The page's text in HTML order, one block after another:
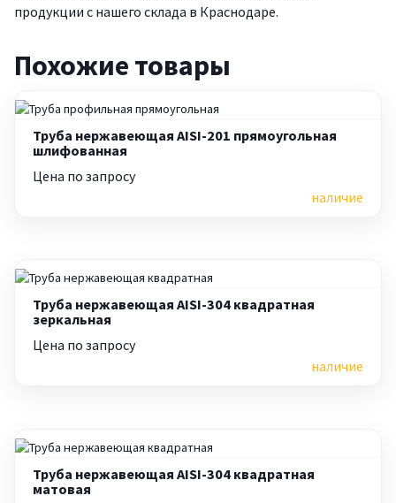
продукции с нашего склада в Краснодаре.
Похожие товары
Труба нержавеющая AISI-201 прямоугольная
шлифованная
Цена по запросу
наличие
Труба нержавеющая AISI-304 квадратная
зеркальная
Цена по запросу
наличие
Труба нержавеющая AISI-304 квадратная
матовая